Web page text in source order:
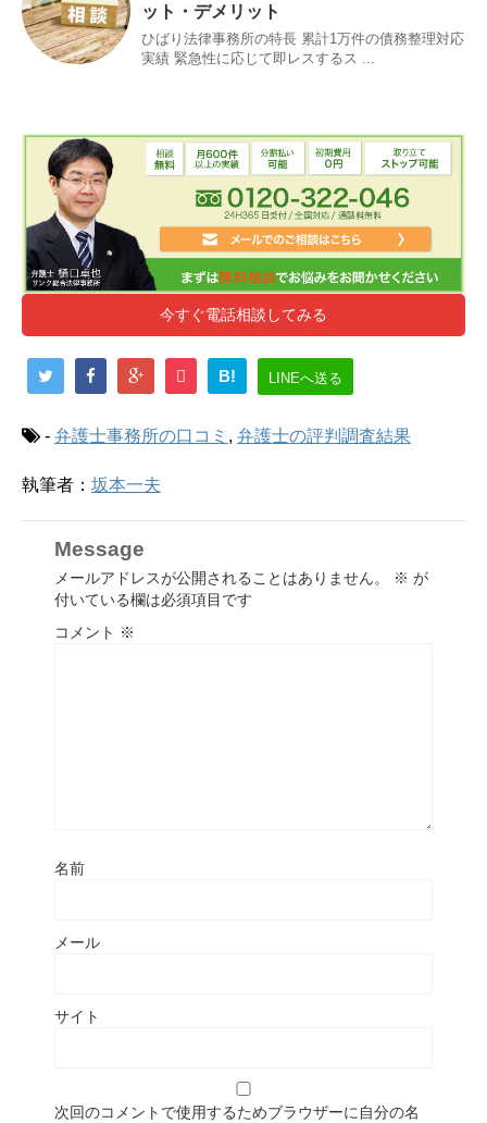
ット・デメリット
ひばり法律事務所の特長 累計1万件の債務整理対応
実績 緊急性に応じて即レスするス ...
今すぐ電話相談してみる
B! LINEへ送る
- 弁護士事務所の口コミ , 弁護士の評判調査結果
執筆者： 坂本一夫
Message
メールアドレスが公開されることはありません。 ※ が
付いている欄は必須項目です
コメント ※
名前
メール
サイト
次回のコメントで使用するためブラウザーに自分の名